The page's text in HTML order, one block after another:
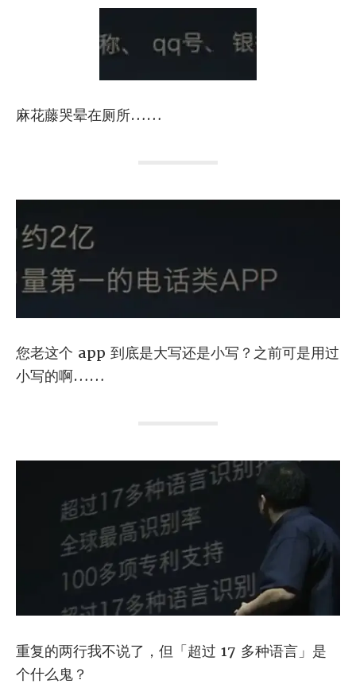
麻花藤哭晕在厕所……
您老这个 app 到底是大写还是小写？之前可是用过
小写的啊……
重复的两行我不说了，但「超过 17 多种语言」是
个什么鬼？